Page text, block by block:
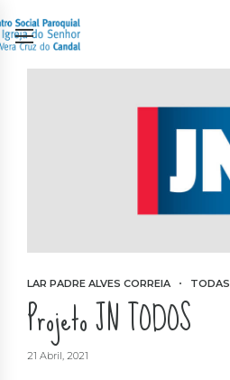
LAR PADRE ALVES CORREIA TODAS
Projeto JN TODOS
21 Abril, 2021